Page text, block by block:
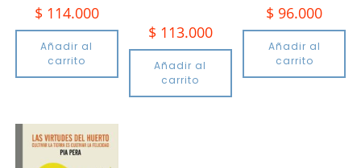
$ 114.000
Añadir al
carrito
$ 113.000
Añadir al
carrito
$ 96.000
Añadir al
carrito